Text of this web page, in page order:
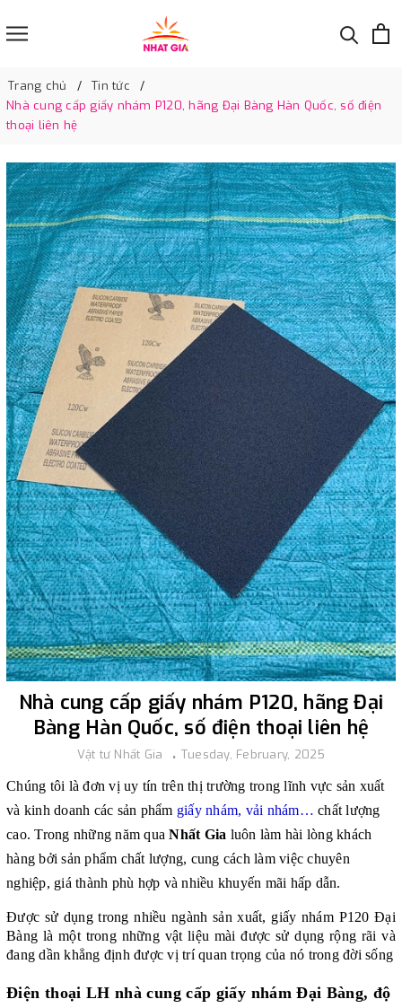
Trang chủ
Tin tức
Nhà cung cấp giấy nhám P120, hãng Đại Bàng Hàn Quốc, số điện
thoại liên hệ
Nhà cung cấp giấy nhám P120, hãng Đại
Bàng Hàn Quốc, số điện thoại liên hệ
Vật tư Nhất Gia Tuesday, February, 2025
Chúng tôi là đơn vị uy tín trên thị trường trong lĩnh vực sản xuất
và kinh doanh các sản phẩm giấy nhám, vải nhám… chất lượng
cao. Trong những năm quaNhất Gia luôn làm hài lòng khách
hàng bởi sản phẩm chất lượng, cung cách làm việc chuyên
nghiệp, giá thành phù hợp và nhiều khuyến mãi hấp dẫn.
Được sử dụng trong nhiều ngành sản xuất, giấy nhám P120 Đại
Bàng là một trong những vật liệu mài được sử dụng rộng rãi và
đang dần khẳng định được vị trí quan trọng của nó trong đời sống
Điện thoại LH nhà cung cấp giấy nhám Đại Bàng, độ